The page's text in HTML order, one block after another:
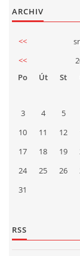
ARCHIV
<<
<<
Po
Út St
3
4 5
10
11 12
17
18 19
24
25 26
31
RSS